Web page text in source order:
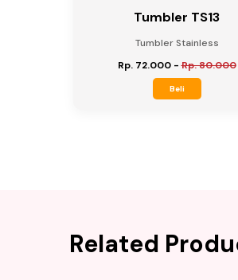
Tumbler TS13
Tumbler Stainless
Rp. 72.000-Rp. 80.000
Beli
Related